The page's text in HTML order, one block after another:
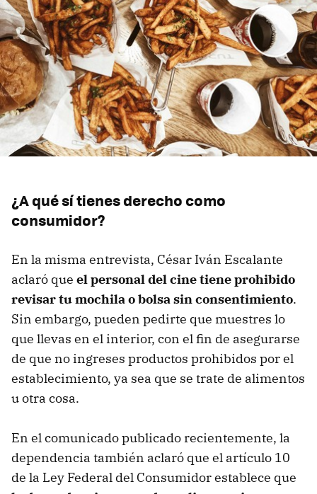
¿A qué sí tienes derecho como
consumidor?
En la misma entrevista, César Iván Escalante
aclaró que el personal del cine tiene prohibido
revisar tu mochila o bolsa sin consentimiento.
Sin embargo, pueden pedirte que muestres lo
que llevas en el interior, con el fin de asegurarse
de que no ingreses productos prohibidos por el
establecimiento, ya sea que se trate de alimentos
u otra cosa.
En el comunicado publicado recientemente, la
dependencia también aclaró que el artículo 10
de la Ley Federal del Consumidor establece que